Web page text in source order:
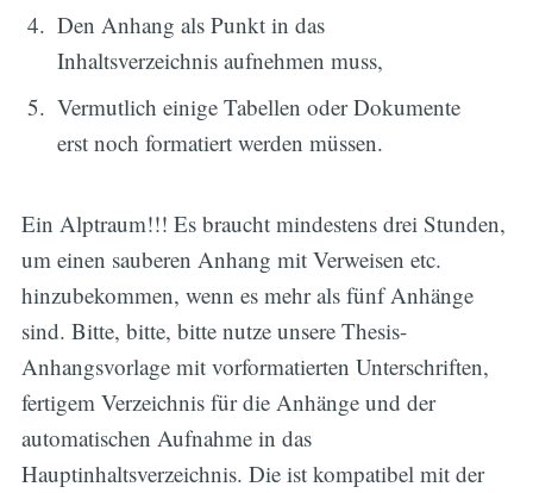
Den Anhang als Punkt in das
Inhaltsverzeichnis aufnehmen muss,
Vermutlich einige Tabellen oder Dokumente
erst noch formatiert werden müssen.
Ein Alptraum!!! Es braucht mindestens drei Stunden,
um einen sauberen Anhang mit Verweisen etc.
hinzubekommen, wenn es mehr als fünf Anhänge
sind. Bitte, bitte, bitte nutze unsere Thesis-
Anhangsvorlage mit vorformatierten Unterschriften,
fertigem Verzeichnis für die Anhänge und der
automatischen Aufnahme in das
Hauptinhaltsverzeichnis. Die ist kompatibel mit der